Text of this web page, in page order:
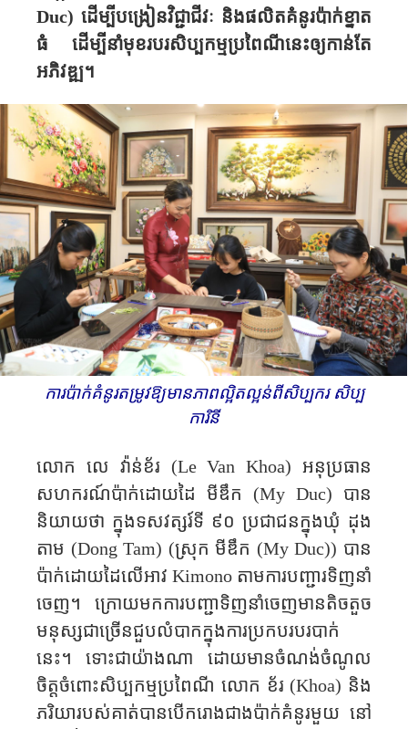
Duc) ដើម្បី​បង្រៀន​វិជ្ជាជីវៈ​ និងផលិតគំនូរប៉ាក់ខ្នាត
ធំ ដើម្បី​នាំមុខរបរ​សិប្បកម្ម​​ប្រពៃណី​នេះឲ្យកាន់តែ​
អភិវឌ្ឍ។
ការ​​ប៉ាក់​គំនូរ​តម្រូវ​​ឱ្យ​​មាន​​ភាព​​ល្អិតល្អន់​​ពី​​សិប្បករ សិប្ប
ការិនី
លោក លេ វ៉ាន់​ខ័រ (Le Van Khoa) អនុប្រធាន​​
សហករណ៍​ប៉ាក់​ដោយដៃ មីឌឹក (My Duc) បាន
និយាយ​ថា​ ក្នុង​ទសវត្សរ៍ទី ៩០ ប្រជាជនក្នុងឃុំ​ ដុង
តាម (Dong Tam) (ស្រុក មីឌឹក (My Duc)) បាន
ប៉ាក់​ដោយដៃលើអាវ Kimono តាម​​ការបញ្ជារទិញនាំ
ចេញ។ ក្រោយមក​ការ​បញ្ជា​ទិញ​នាំចេញ​មាន​តិច​តួច​
មនុស្ស​ជាច្រើន​ជួបលំបាក​ក្នុង​ការប្រកបរបរបាក់
នេះ។ ទោះជាយ៉ាង​ណា​ ដោយ​មាន​ចំណង់​ចំណូល​
ចិត្ត​ចំពោះ​សិប្បកម្ម​ប្រពៃណី​ លោក ខ័រ (Khoa) និង​
ភរិយា​របស់គាត់បាន​បើក​រោងជាង​ប៉ាក់​គំនូរមួយ នៅ​